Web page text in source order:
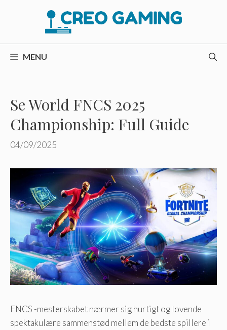
MENU
Se World FNCS 2025
Championship: Full Guide
04/09/2025
FNCS -mesterskabet nærmer sig hurtigt og lovende
spektakulære sammenstød mellem de bedste spillere i